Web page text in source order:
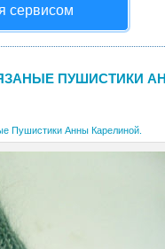
сервисом
ПУШИСТИКИ
Пушистики Анны Карелиной.